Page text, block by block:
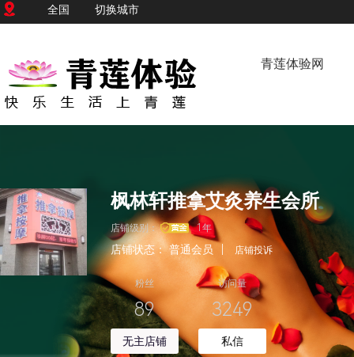
全国 切换城市
青莲体验网
枫林轩推拿艾灸养生会所
店铺级别： 1年
店铺状态：普通会员 店铺投诉
粉丝
89
无主店铺
访问量
3249
私信